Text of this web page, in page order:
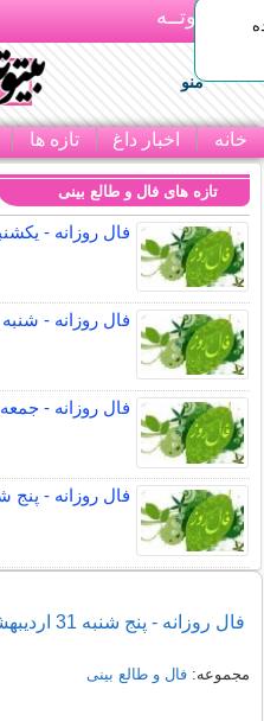
بـیتوتــه
منو
خانه اخبار داغ تازه ها
تازه های فال و طالع بینی
فال روزانه - یکشنبه 18 مرداد
فال روزانه - شنبه 17 مرداد
فال روزانه - جمعه 16 مرداد
فال روزانه - پنج شنبه 15
فال روزانه - پنج شنبه 31 اردیبهشت 1405
مجموعه:فال و طالع بینی